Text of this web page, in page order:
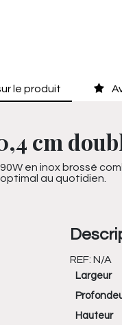
le produit
cm
en inox brossé
au quotidien.
REF: N/A
Largeur
Hauteur